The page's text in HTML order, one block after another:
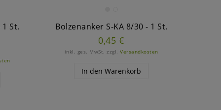
St.
Bolzenanker S-KA 8/30 - 1 St.
0,45 €
inkl. ges. MwSt. zzgl.Versandkosten
In den Warenkorb